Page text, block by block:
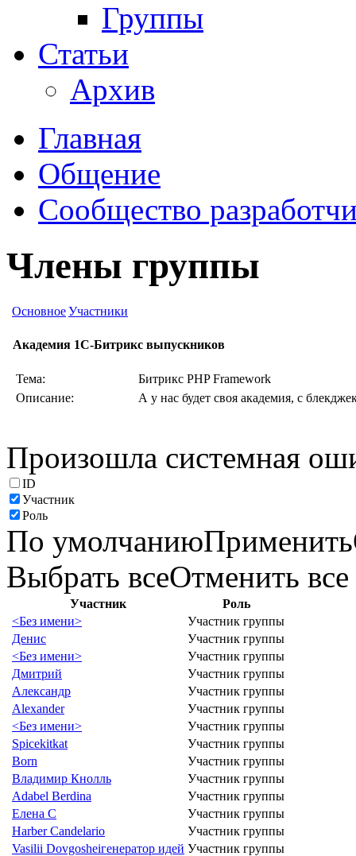
Группы
Статьи
Архив
Главная
Общение
Сообщество
Члены группы
ОсновноеУчастники
Академия 1С-Битрикс выпускников
Тема:
Битрикс PHP Framework
Описание:
А у нас будет своя академия, с
Произошла системная
ID
Участник
Роль
По умолчаниюПрименить
Выбрать всеОтменить все
Участник
Роль
<Без имени>
Участник группы
Денис
Участник группы
<Без имени>
Участник группы
Дмитрий
Участник группы
Александр
Участник группы
Alexander
Участник группы
<Без имени>
Участник группы
Spicekitkat
Участник группы
Born
Участник группы
Владимир Кнолль
Участник группы
Adabel Berdina
Участник группы
Елена C
Участник группы
Harber Candelario
Участник группы
Vasilii Dovgosheiгенератор идей Участник группы